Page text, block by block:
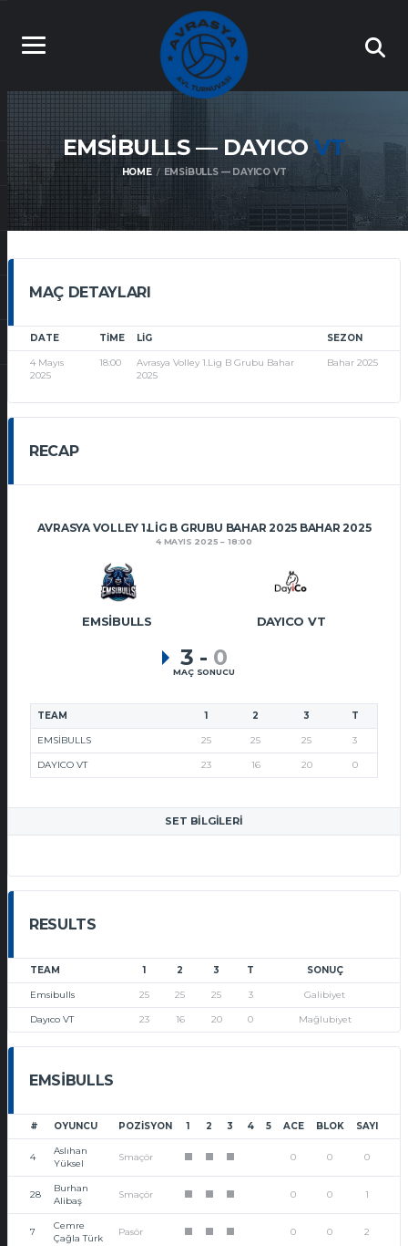
EMSIBULLS — DAYICOVT
HOME EMSIBULLS — DAYICO VT
MAÇ DETAYLARI
DATE TIME LIG SEZON
4 Mayıs
2025
18:00
Avrasya Volley 1.Lig B Grubu Bahar
2025
Bahar 2025
RECAP
AVRASYA VOLLEY 1.LIG B GRUBU BAHAR 2025 BAHAR 2025
4 MAYIS 2025 18:00
EMSIBULLS DAYICO VT
3 - 0
MAÇ SONUCU
TEAM 1 2 3 T
EMSIBULLS 25 25 25 3
DAYICO VT 23 16 20 0
SET BILGILERI
RESULTS
TEAM 1 2 3 T SONUÇ
Emsibulls 25 25 25 3 Galibiyet
Dayıco VT 23 16 20 0 Mağlubiyet
EMSIBULLS
# OYUNCU POZISYON 1 2 3 4 5 ACE BLOK SAYI
4
Aslıhan
Yüksel
Smaçör 0 0 0
28
Burhan
Alibaş
Smaçör 0 0 1
7
Cemre
Çağla Türk
Pasör 0 0 2